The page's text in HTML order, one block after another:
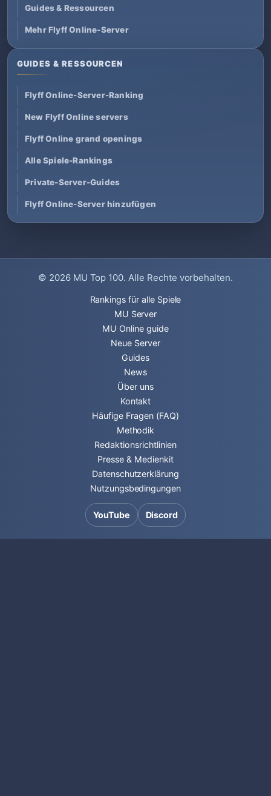
Guides & Ressourcen
Mehr Flyff Online-Server
GUIDES & RESSOURCEN
Flyff Online-Server-Ranking
New Flyff Online servers
Flyff Online grand openings
Alle Spiele-Rankings
Private-Server-Guides
Flyff Online-Server hinzufügen
© 2026 MU Top 100. Alle Rechte vorbehalten.
Rankings für alle Spiele
MU Server
MU Online guide
Neue Server
Guides
News
Über uns
Kontakt
Häufige Fragen (FAQ)
Methodik
Redaktionsrichtlinien
Presse & Medienkit
Datenschutzerklärung
Nutzungsbedingungen
YouTube Discord